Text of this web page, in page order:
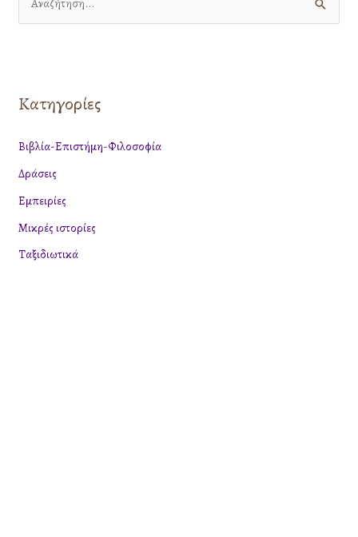
ή
η
σ
η
γ
ι
Κατηγορίες
Βιβλία-Επιστήμη-Φιλοσοφία
Δράσεις
Εμπειρίες
Μικρές ιστορίες
Ταξιδιωτικά